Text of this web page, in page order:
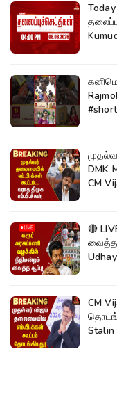
DMK
CM
🔴
வைத்த
CM
Stalin